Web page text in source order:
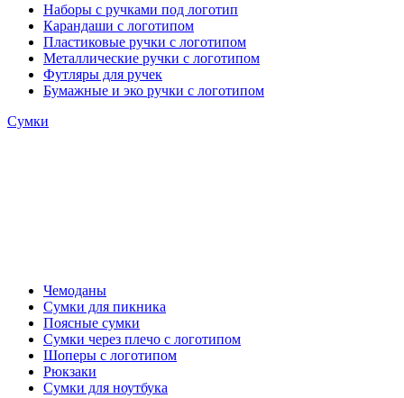
Наборы с ручками под логотип
Карандаши с логотипом
Пластиковые ручки с логотипом
Металлические ручки с логотипом
Футляры для ручек
Бумажные и эко ручки с логотипом
Сумки
Чемоданы
Сумки для пикника
Поясные сумки
Сумки через плечо с логотипом
Шоперы с логотипом
Рюкзаки
Сумки для ноутбука